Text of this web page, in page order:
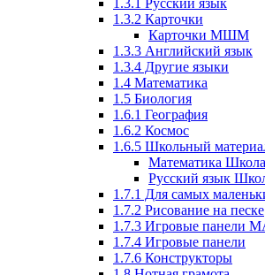
1.3.2 Карточки
Карточки МШМ
1.3.3 Английский язык
1.3.4 Другие языки
1.4 Математика
1.5 Биология
1.6.1 География
1.6.2 Космос
1.6.5 Школьный
Математика Школа
Русский язык
1.7.1 Для самых
1.7.2 Рисование на песке
1.7.3 Игровые панели
1.7.4 Игровые панели
1.7.6 Конструкторы